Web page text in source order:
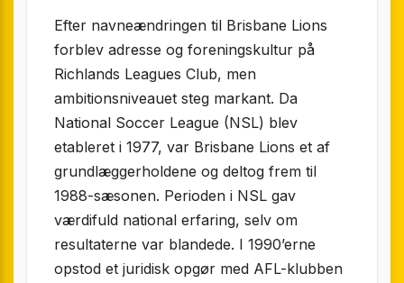
Efter navneændringen til Brisbane Lions
forblev adresse og foreningskultur på
Richlands Leagues Club, men
ambitionsniveauet steg markant. Da
National Soccer League (NSL) blev
etableret i 1977, var Brisbane Lions et af
grundlæggerholdene og deltog frem til
1988-sæsonen. Perioden i NSL gav
værdifuld national erfaring, selv om
resultaterne var blandede. I 1990’erne
opstod et juridisk opgør med AFL-klubben